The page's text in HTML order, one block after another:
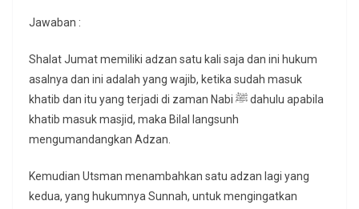
Jawaban :
Shalat Jumat memiliki adzan satu kali saja dan ini hukum
asalnya dan ini adalah yang wajib, ketika sudah masuk
khatib dan itu yang terjadi di zaman Nabi ﷺ dahulu apabila
khatib masuk masjid, maka Bilal langsunh
mengumandangkan Adzan.
Kemudian Utsman menambahkan satu adzan lagi yang
kedua, yang hukumnya Sunnah, untuk mengingatkan